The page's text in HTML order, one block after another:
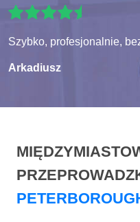
Szybko, profesjonalnie,
Arkadiusz